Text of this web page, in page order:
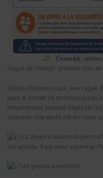
Vague de chaleur : prenons soin
Depuis plusieurs jours, une vague
pays et devrait se prolonger
températures pouvant dépasser
chaudes. Une alerte est en cours
La phase d’alarme du plan
est activée. Il est donc essentiel
Les gestes essentiels